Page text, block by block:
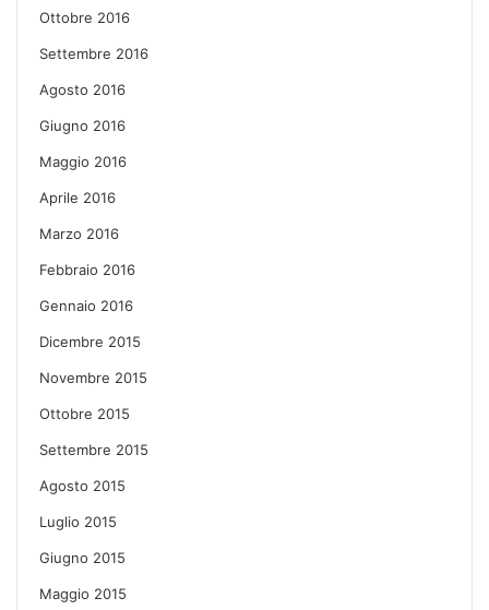
Ottobre 2016
Settembre 2016
Agosto 2016
Giugno 2016
Maggio 2016
Aprile 2016
Marzo 2016
Febbraio 2016
Gennaio 2016
Dicembre 2015
Novembre 2015
Ottobre 2015
Settembre 2015
Agosto 2015
Luglio 2015
Giugno 2015
Maggio 2015